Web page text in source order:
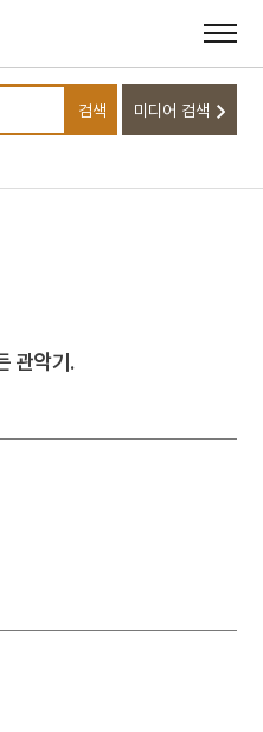
검색어를 입력하세요
검색 미디어 검색
관악기.